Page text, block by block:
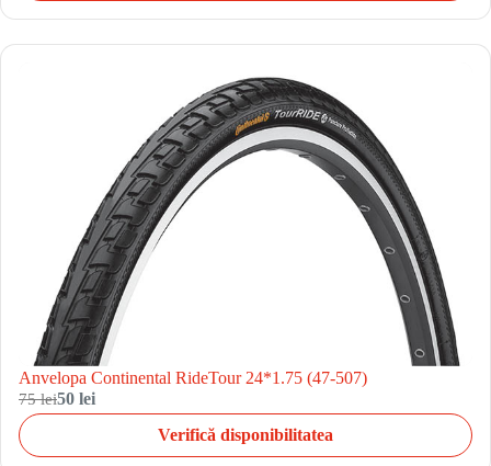
Anvelopa Continental RideTour 24*1.75 (47-507)
75 lei50 lei
Verifică disponibilitatea